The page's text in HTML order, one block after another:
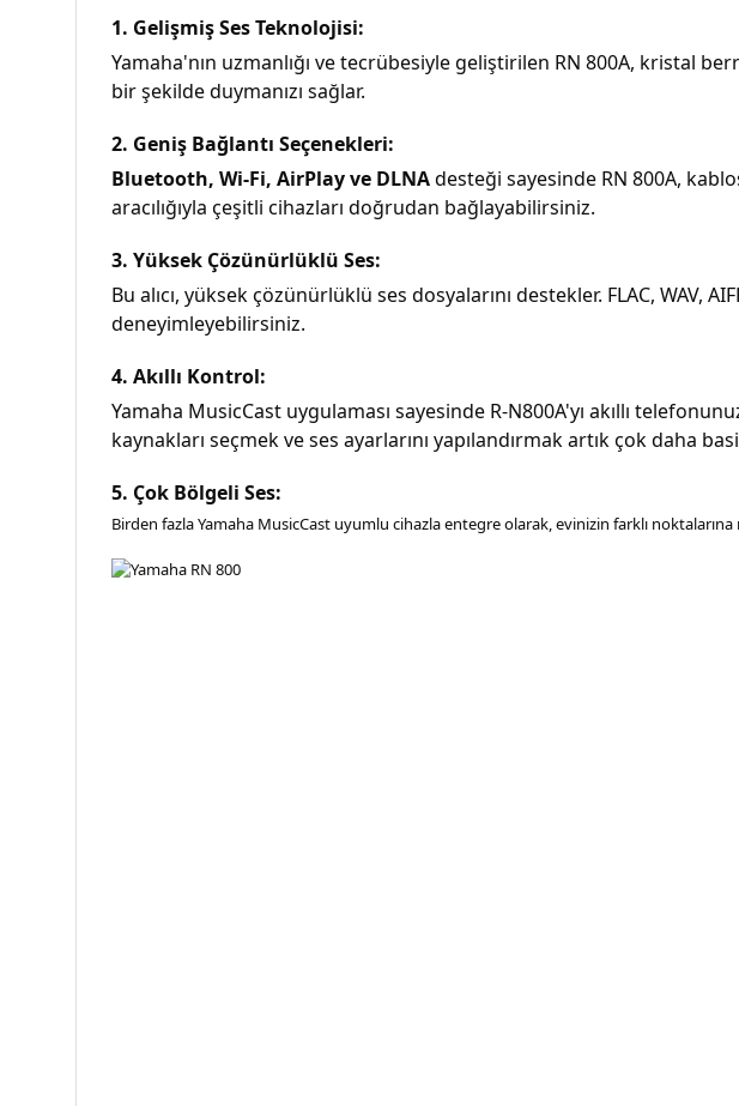
1. Gelişmiş Ses Teknolojisi:
Yamaha'nın uzmanlığı ve tecrübesiyle geliştirilen RN 800A, kristal
bir şekilde duymanızı sağlar.
2. Geniş Bağlantı Seçenekleri:
Bluetooth, Wi-Fi, AirPlay ve DLNAdesteği sayesinde RN 800A,
aracılığıyla çeşitli cihazları doğrudan bağlayabilirsiniz.
3. Yüksek Çözünürlüklü Ses:
Bu alıcı, yüksek çözünürlüklü ses dosyalarını destekler. FLAC,
deneyimleyebilirsiniz.
4. Akıllı Kontrol:
Yamaha MusicCast uygulaması sayesinde R-N800A'yı akıllı
kaynakları seçmek ve ses ayarlarını yapılandırmak artık çok daha
5. Çok Bölgeli Ses:
Birden fazla Yamaha MusicCast uyumlu cihazla entegre olarak, evinizin farklı noktalarına